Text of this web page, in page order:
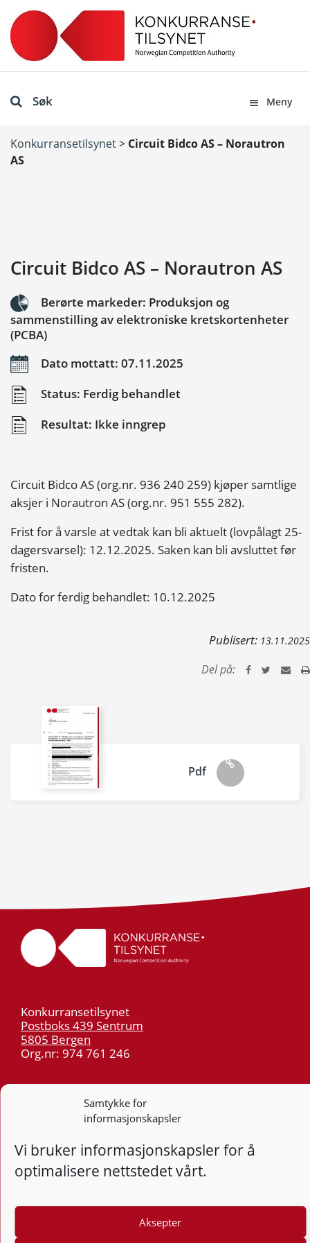
Samtykke for
informasjonskapsler
Vi bruker informasjonskapsler for å
optimalisere nettstedet vårt.
Aksepter
Søk Meny
Konkurransetilsynet> Circuit Bidco AS – Norautron
AS
Circuit Bidco AS – Norautron AS
Berørte markeder: Produksjon og
sammenstilling av elektroniske kretskortenheter
(PCBA)
Dato mottatt: 07.11.2025
Status: Ferdig behandlet
Resultat: Ikke inngrep
Circuit Bidco AS (org.nr. 936 240 259) kjøper samtlige
aksjer i Norautron AS (org.nr. 951 555 282).
Frist for å varsle at vedtak kan bli aktuelt (lovpålagt 25-
dagersvarsel): 12.12.2025. Saken kan bli avsluttet før
fristen.
Dato for ferdig behandlet: 10.12.2025
Publisert: 13.11.2025
Del på:
Pdf
Konkurransetilsynet
Postboks 439 Sentrum
5805 Bergen
Org.nr: 974 761 246
post@kt.no